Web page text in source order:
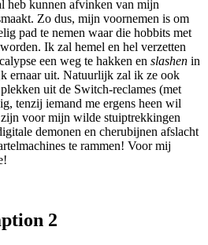
heb kunnen afvinken van mijn
Zo dus, mijn voornemen is om
pad te nemen waar die hobbits met
Ik zal hemel en hel verzetten
een weg te hakken en slashen in
ernaar uit. Natuurlijk zal ik ze ook
uit de Switch-reclames (met
tenzij iemand me ergens heen wil
voor mijn wilde stuiptrekkingen
demonen en cherubijnen afslacht
te rammen! Voor mij
2